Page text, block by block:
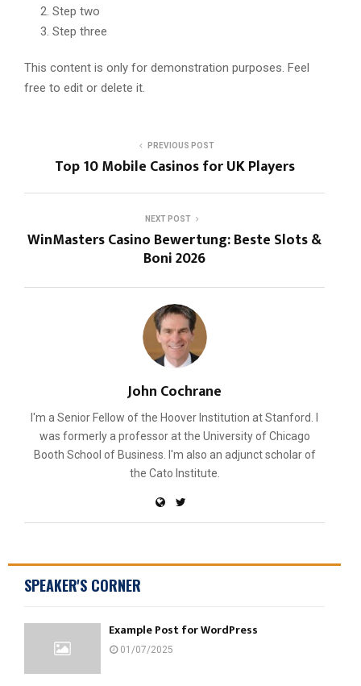
Step two
Step three
This content is only for demonstration purposes. Feel
free to edit or delete it.
PREVIOUS POST
Top 10 Mobile Casinos for UK Players
NEXT POST
WinMasters Casino Bewertung: Beste Slots &
Boni 2026
John Cochrane
I'm a Senior Fellow of the Hoover Institution at Stanford. I
was formerly a professor at the University of Chicago
Booth School of Business. I'm also an adjunct scholar of
the Cato Institute.
SPEAKER'S CORNER
Example Post for WordPress
01/07/2025